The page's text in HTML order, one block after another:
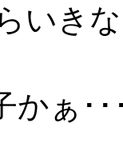
いき
かぁ･･